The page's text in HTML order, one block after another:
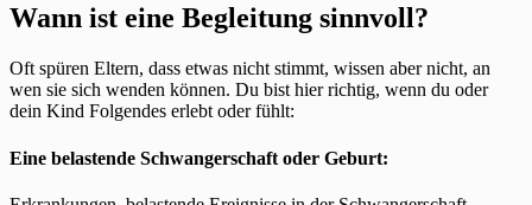
Wann ist eine Begleitung sinnvoll?
Oft spüren Eltern, dass etwas nicht stimmt, wissen aber nicht, an
wen sie sich wenden können. Du bist hier richtig, wenn du oder
dein Kind Folgendes erlebt oder fühlt:
Eine belastende Schwangerschaft oder Geburt: